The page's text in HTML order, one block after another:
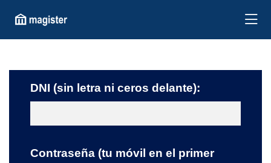
DNI (sin letra ni ceros delante):
Contraseña (tu móvil en el primer